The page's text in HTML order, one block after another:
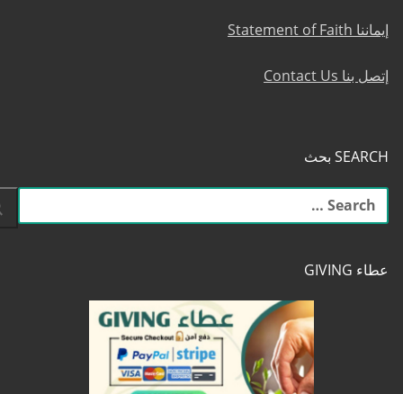
إيماننا Statement of Faith
إتصل بنا Contact Us
SEARCH بحث
البحث
عن:
عطاء GIVING